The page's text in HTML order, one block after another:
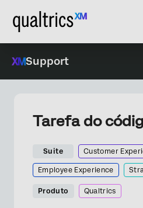
Support
Tarefa do
Suite Customer
Employee Experience
Produto Qualtrics